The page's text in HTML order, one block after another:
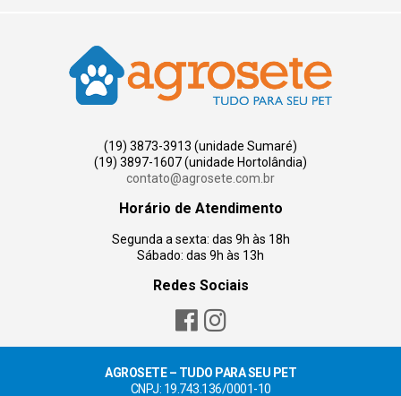
(19) 3873-3913 (unidade Sumaré)
(19) 3897-1607 (unidade Hortolândia)
contato@agrosete.com.br
Horário de Atendimento
Segunda a sexta: das 9h às 18h
Sábado: das 9h às 13h
Redes Sociais
AGROSETE – TUDO PARA SEU PET
CNPJ: 19.743.136/0001-10